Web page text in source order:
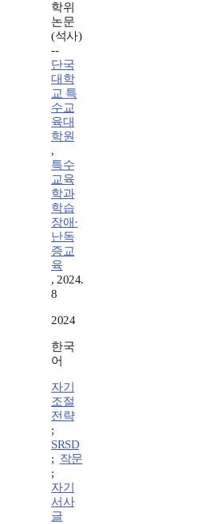
학위
논문
(석사)
--
단국
대학
교 특
수교
육대
학원
,
특수
교육
학과
학습
장애·
난독
증교
육
, 2024.
8
2024
한국
어
자기
조절
전략
;
SRSD
; 작문
;
자기
서사
글